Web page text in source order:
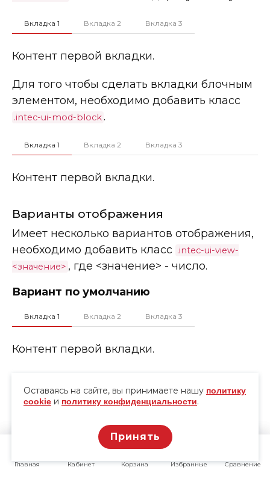
Главная Кабинет Корзина Избранные Сравнение
Главная Кабинет Корзина Избранные Сравнение
Вкладка 1 Вкладка 2 Вкладка 3
Контент первой вкладки.
Для того чтобы сделать вкладки блочным
элементом, необходимо добавить класс
.intec-ui-mod-block.
Вкладка 1 Вкладка 2 Вкладка 3
Контент первой вкладки.
Варианты отображения
Имеет несколько вариантов отображения,
необходимо добавить класс .intec-ui-view-
<значение> , где <значение> - число.
Вариант по умолчанию
Вкладка 1 Вкладка 2 Вкладка 3
Контент первой вкладки.
Вкладка 1 Вкладка 2 Вкладка 3
Контент первой вкладки.
Вариант 2
Оставаясь на сайте, вы принимаете нашу политику
cookie и политику конфиденциальности.
Принять